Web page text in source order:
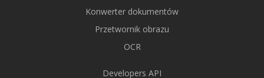
Konwerter dokumentów
Przetwornik obrazu
OCR
Developers API